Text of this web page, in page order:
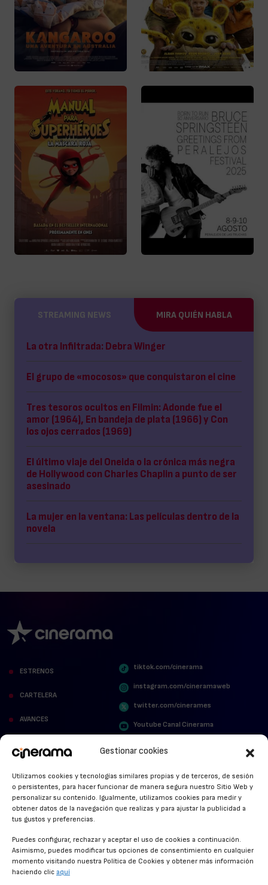
Gestionar cookies
Utilizamos cookies y tecnologías similares propias y de terceros, de sesión
o persistentes, para hacer funcionar de manera segura nuestro Sitio Web y
personalizar su contenido. Igualmente, utilizamos cookies para medir y
obtener datos de la navegación que realizas y para ajustar la publicidad a
tus gustos y preferencias.
Puedes configurar, rechazar y aceptar el uso de cookies a continuación.
Asimismo, puedes modificar tus opciones de consentimiento en cualquier
momento visitando nuestra Política de Cookies y obtener más información
haciendo clic aquí
STREAMING NEWS MIRA QUIÉN HABLA
La otra Infiltrada: Debra Winger
El grupo de «mocosos» que conquistaron el cine
Tres tesoros ocultos en Filmin: Adonde fue el
amor (1964), En bandeja de plata (1966) y Con
los ojos cerrados (1969)
El último viaje del Oneida o la crónica más negra
de Hollywood con Charles Chaplin a punto de ser
asesinado
La mujer en la ventana: Las películas dentro de la
novela
ESTRENOS
CARTELERA
AVANCES
STREAMING NEWS
ANUNCIOS DE CINE
tiktok.com/cinerama
instagram.com/cineramaweb
twitter.com/cinerames
Youtube Canal Cinerama